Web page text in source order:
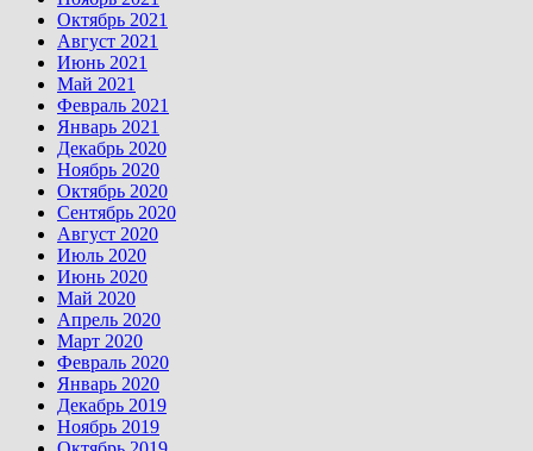
Октябрь 2021
Август 2021
Июнь 2021
Май 2021
Февраль 2021
Январь 2021
Декабрь 2020
Ноябрь 2020
Октябрь 2020
Сентябрь 2020
Август 2020
Июль 2020
Июнь 2020
Май 2020
Апрель 2020
Март 2020
Февраль 2020
Январь 2020
Декабрь 2019
Ноябрь 2019